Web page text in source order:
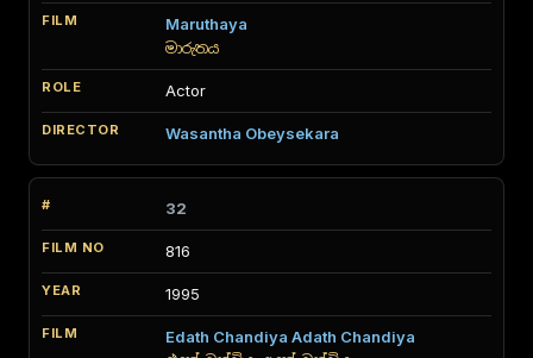
Maruthaya
මාරුතය
Actor
Wasantha Obeysekara
32
816
1995
Edath Chandiya Adath Chandiya